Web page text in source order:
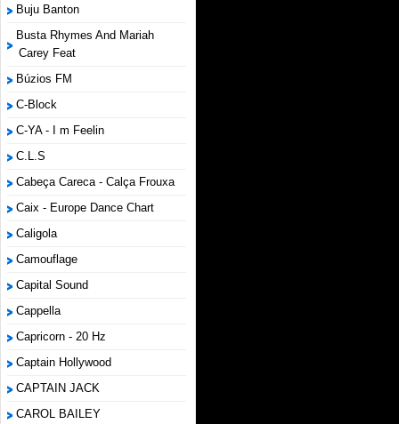
Buju Banton
Busta Rhymes And Mariah
Carey Feat
Búzios FM
C-Block
C-YA - I m Feelin
C.L.S
Cabeça Careca - Calça Frouxa
Caix - Europe Dance Chart
Caligola
Camouflage
Capital Sound
Cappella
Capricorn - 20 Hz
Captain Hollywood
CAPTAIN JACK
CAROL BAILEY